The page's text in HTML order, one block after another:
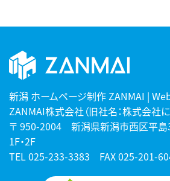
る
る
新潟 ホームページ制作 ZANMAI |
ZANMAI株式会社（旧社名：株式会社に
〒 950-2004 新潟県新潟市西区平島
1F・2F
TEL025-233-3383 FAX 025-201-